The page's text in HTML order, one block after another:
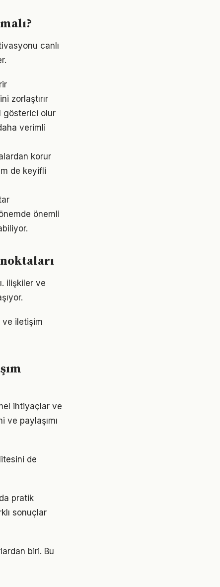
canlı
zorlaştırır
gösterici olur
verimli
korur
de keyifli
önemli
ilişkiler ve
ve iletişim
ihtiyaçlar ve
ve paylaşımı
de
pratik
sonuçlar
biri. Bu